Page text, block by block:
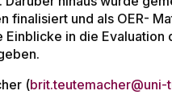
finalisiert und als OER-
Einblicke in die
(brit.teutemacher@uni-